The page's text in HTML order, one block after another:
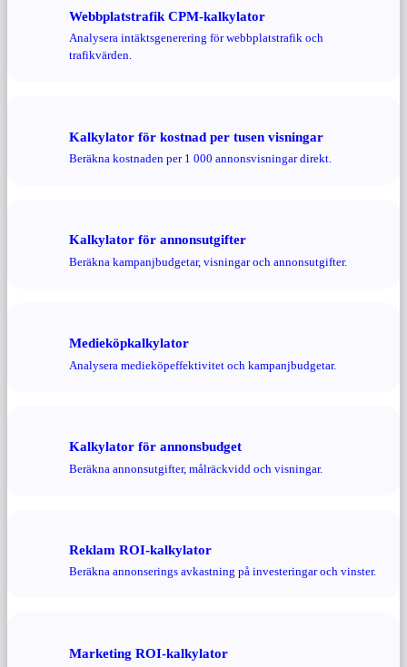
Webbplatstrafik CPM-kalkylator
Analysera intäktsgenerering för webbplatstrafik och
trafikvärden.
Kalkylator för kostnad per tusen visningar
Beräkna kostnaden per 1 000 annonsvisningar direkt.
Kalkylator för annonsutgifter
Beräkna kampanjbudgetar, visningar och annonsutgifter.
Medieköpkalkylator
Analysera medieköpeffektivitet och kampanjbudgetar.
Kalkylator för annonsbudget
Beräkna annonsutgifter, målräckvidd och visningar.
Reklam ROI-kalkylator
Beräkna annonserings avkastning på investeringar och vinster.
Marketing ROI-kalkylator